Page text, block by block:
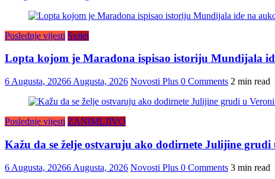
Poslednje vijesti Svijet
Lopta kojom je Maradona ispisao istoriju Mundijala
6 Augusta, 20266 Augusta, 2026 Novosti Plus 0 Comments 2 min read
Poslednje vijesti ZANIMLJIVO
Kažu da se želje ostvaruju ako dodirnete Julijine grudi
6 Augusta, 20266 Augusta, 2026 Novosti Plus 0 Comments 3 min read